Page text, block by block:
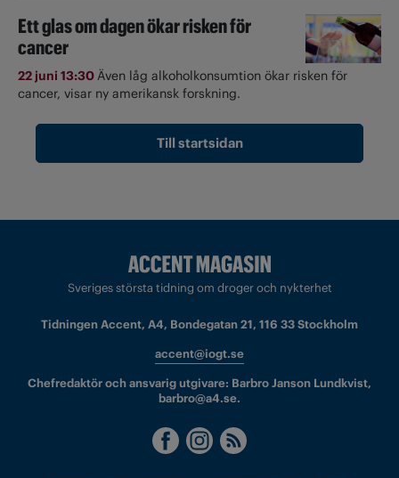
Ett glas om dagen ökar risken för
cancer
22 juni 13:30Även låg alkoholkonsumtion ökar risken för
cancer, visar ny amerikansk forskning.
Till startsidan
Sveriges största tidning om droger och nykterhet
Tidningen Accent, A4, Bondegatan 21, 116 33 Stockholm
accent@iogt.se
Chefredaktör och ansvarig utgivare: Barbro Janson Lundkvist,
barbro@a4.se.